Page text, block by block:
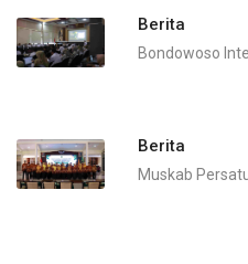
Berita
Bondowoso
Berita
Muskab